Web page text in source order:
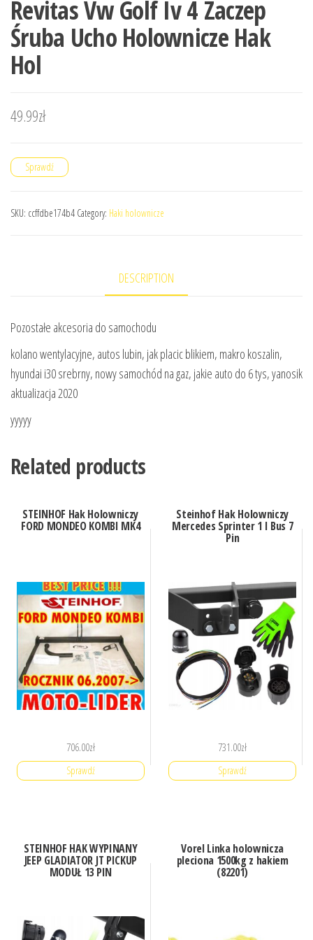
Revitas Vw Golf Iv 4 Zaczep
Śruba Ucho Holownicze Hak
Hol
49.99zł
Sprawdź
SKU: ccffdbe174b4 Category: Haki holownicze
DESCRIPTION
Pozostałe akcesoria do samochodu
kolano wentylacyjne, autos lubin, jak placic blikiem, makro koszalin,
hyundai i30 srebrny, nowy samochód na gaz, jakie auto do 6 tys, yanosik
aktualizacja 2020
yyyyy
Related products
STEINHOF Hak Holowniczy
FORD MONDEO KOMBI MK4
706.00zł
Sprawdź
Steinhof Hak Holowniczy
Mercedes Sprinter 1 I Bus 7
Pin
731.00zł
Sprawdź
STEINHOF HAK WYPINANY
JEEP GLADIATOR JT PICKUP
MODUŁ 13 PIN
Vorel Linka holownicza
pleciona 1500kg z hakiem
(82201)